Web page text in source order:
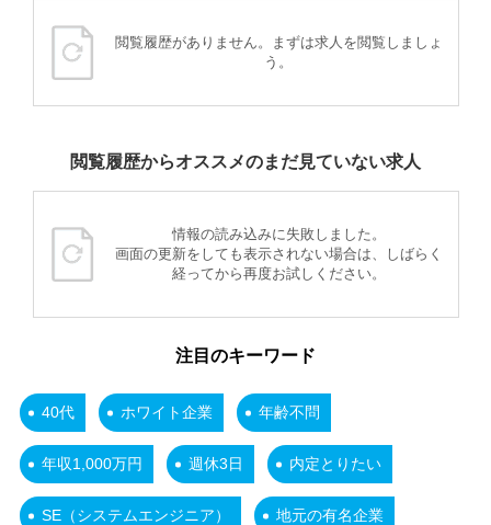
閲覧履歴がありません。まずは求人を閲覧しましょ
う。
閲覧履歴からオススメのまだ見ていない求人
情報の読み込みに失敗しました。
画面の更新をしても表示されない場合は、しばらく
経ってから再度お試しください。
注目のキーワード
40代 ホワイト企業 年齢不問
年収1,000万円 週休3日 内定とりたい
SE（システムエンジニア） 地元の有名企業